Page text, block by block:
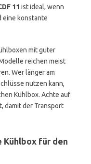
11 ist ideal, wenn
eine konstante
mit guter
reichen meist
Wer länger am
nutzen kann,
Kühlbox. Achte auf
damit der Transport
für den